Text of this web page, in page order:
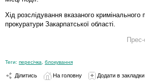
Хід розслідування вказаного
прокуратури Закарпатської області.
Теги: пересічка блокування
Ділитись На головну Додати в закладки